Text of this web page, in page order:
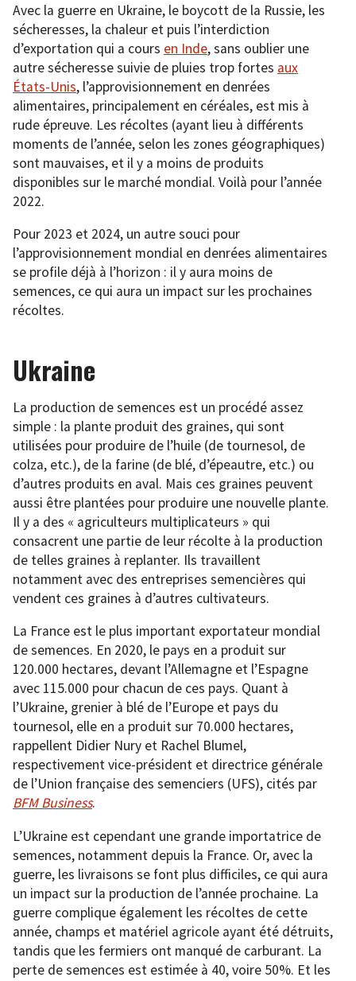
Avec la guerre en Ukraine, le boycott de la Russie, les
sécheresses, la chaleur et puis l’interdiction
d’exportation qui a cours en Inde, sans oublier une
autre sécheresse suivie de pluies trop fortes aux
États-Unis, l’approvisionnement en denrées
alimentaires, principalement en céréales, est mis à
rude épreuve. Les récoltes (ayant lieu à différents
moments de l’année, selon les zones géographiques)
sont mauvaises, et il y a moins de produits
disponibles sur le marché mondial. Voilà pour l’année
2022.
Pour 2023 et 2024, un autre souci pour
l’approvisionnement mondial en denrées alimentaires
se profile déjà à l’horizon : il y aura moins de
semences, ce qui aura un impact sur les prochaines
récoltes.
Ukraine
La production de semences est un procédé assez
simple : la plante produit des graines, qui sont
utilisées pour produire de l’huile (de tournesol, de
colza, etc.), de la farine (de blé, d’épeautre, etc.) ou
d’autres produits en aval. Mais ces graines peuvent
aussi être plantées pour produire une nouvelle plante.
Il y a des « agriculteurs multiplicateurs » qui
consacrent une partie de leur récolte à la production
de telles graines à replanter. Ils travaillent
notamment avec des entreprises semencières qui
vendent ces graines à d’autres cultivateurs.
La France est le plus important exportateur mondial
de semences. En 2020, le pays en a produit sur
120.000 hectares, devant l’Allemagne et l’Espagne
avec 115.000 pour chacun de ces pays. Quant à
l’Ukraine, grenier à blé de l’Europe et pays du
tournesol, elle en a produit sur 70.000 hectares,
rappellent Didier Nury et Rachel Blumel,
respectivement vice-président et directrice générale
de l’Union française des semenciers (UFS), cités par
BFM Business.
L’Ukraine est cependant une grande importatrice de
semences, notamment depuis la France. Or, avec la
guerre, les livraisons se font plus difficiles, ce qui aura
un impact sur la production de l’année prochaine. La
guerre complique également les récoltes de cette
année, champs et matériel agricole ayant été détruits,
tandis que les fermiers ont manqué de carburant. La
perte de semences est estimée à 40, voire 50%. Et les